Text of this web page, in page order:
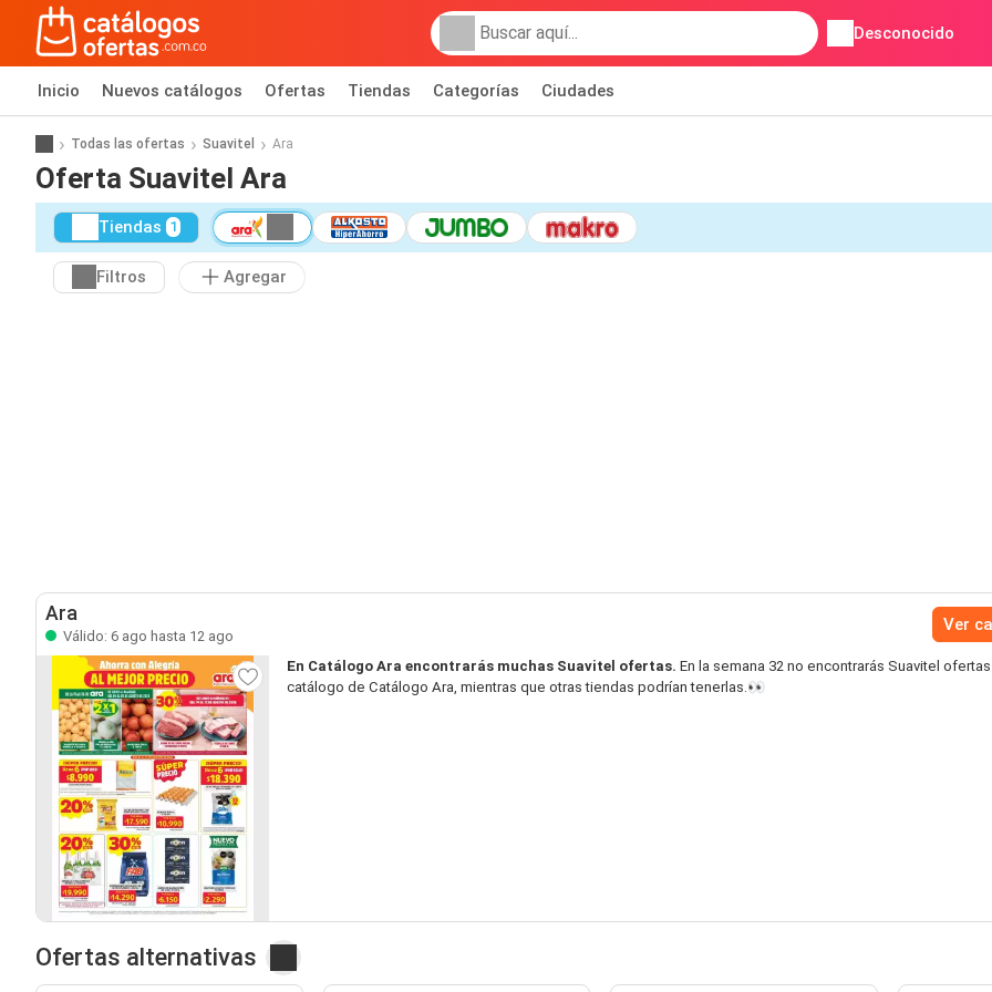
Desconocido
Inicio Nuevos catálogos Ofertas Tiendas Categorías Ciudades
Todas las ofertas Suavitel Ara
Oferta Suavitel Ara
Tiendas 1
Filtros Agregar
Ara
Válido: 6 ago hasta 12 ago
Ver
En Catálogo Ara encontrarás muchas Suavitel ofertas. En la semana 32 no encontrarás Suavitel
catálogo de Catálogo Ara, mientras que otras tiendas podrían tenerlas.👀
Ofertas alternativas